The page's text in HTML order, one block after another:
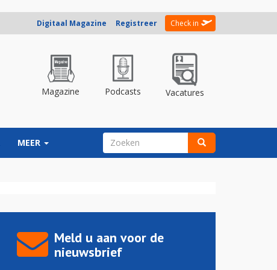
Digitaal Magazine Registreer Check in
Magazine Podcasts Vacatures
MEER ZOEKVELD
Meld u aan voor de
nieuwsbrief